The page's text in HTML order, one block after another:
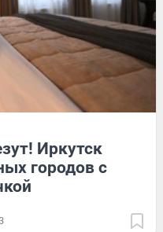
Иркутск
городов с